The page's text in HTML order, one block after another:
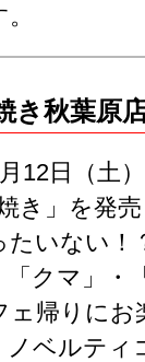
き秋葉原
12日（土
き」を発売
たいない
「クマ」
ェ帰りにお
ノベルテ